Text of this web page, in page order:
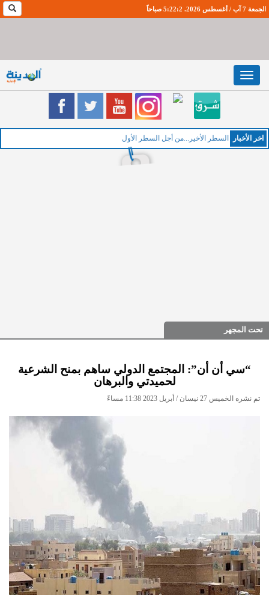
الجمعة 7 آب / أغسطس 2026. 5:22:2 صباحاً
Toggle
navigation
اخر اﻷخبار الخميس :
تحت المجهر
“سي أن أن”: المجتمع الدولي ساهم بمنح الشرعية
لحميدتي والبرهان
تم نشره الخميس 27 نيسان / أبريل 2023 11:38 مساءً